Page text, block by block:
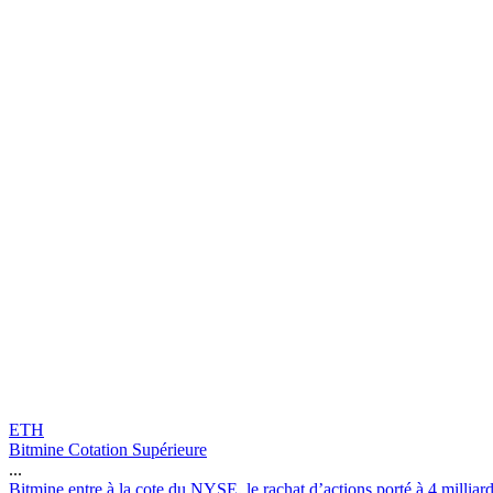
ETH
Bitmine Cotation Supérieure
...
Bitmine entre à la cote du NYSE, le rachat d’actions porté à 4 milliard